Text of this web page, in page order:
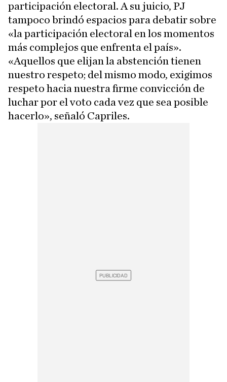
participación electoral. A su juicio, PJ
tampoco brindó espacios para debatir sobre
«la participación electoral en los momentos
más complejos que enfrenta el país».
«Aquellos que elijan la abstención tienen
nuestro respeto; del mismo modo, exigimos
respeto hacia nuestra firme convicción de
luchar por el voto cada vez que sea posible
hacerlo», señaló Capriles.